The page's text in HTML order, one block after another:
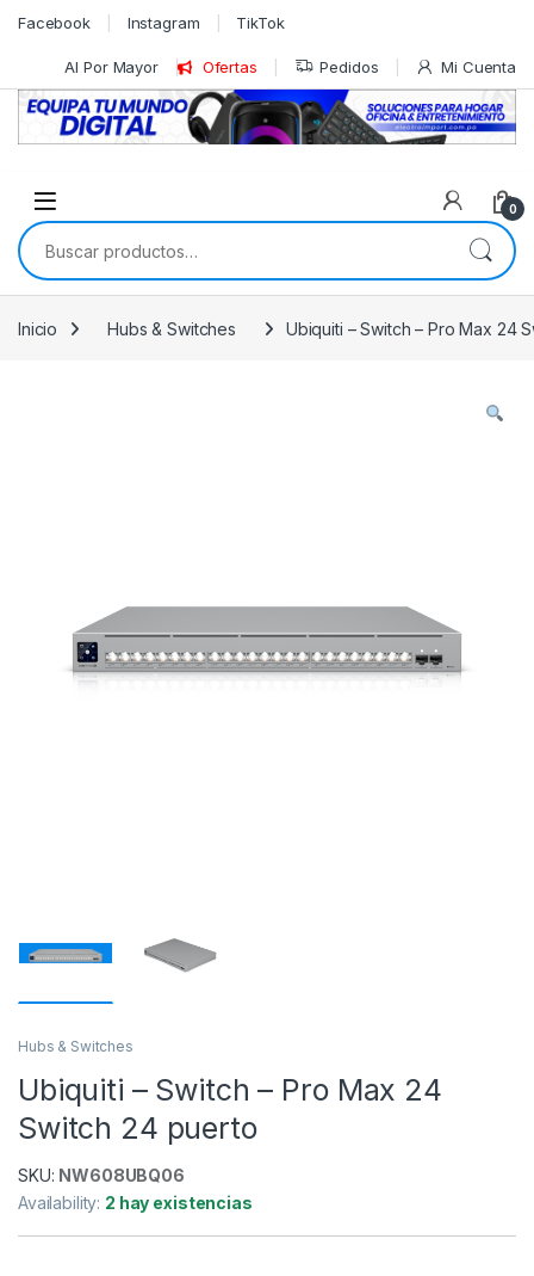
Skip to navigation
Skip to content
Facebook Instagram TikTok
Al Por Mayor Ofertas Pedidos Mi Cuenta
0
Buscar por:
Inicio Hubs & Switches Ubiquiti – Switch – Pro Max 24
Hubs & Switches
Ubiquiti – Switch – Pro Max 24
Switch 24 puerto
SKU: NW608UBQ06
Availability: 2 hay existencias